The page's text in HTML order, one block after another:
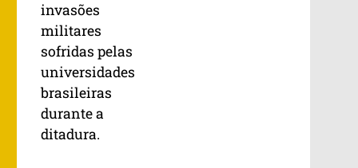
invasões
militares
sofridas pelas
universidades
brasileiras
durante a
ditadura.